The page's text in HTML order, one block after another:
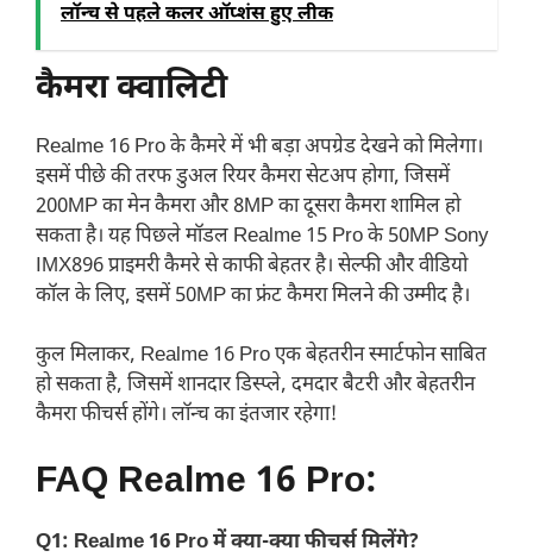
लॉन्च से पहले कलर ऑप्शंस हुए लीक
कैमरा क्वालिटी
Realme 16 Pro के कैमरे में भी बड़ा अपग्रेड देखने को मिलेगा।
इसमें पीछे की तरफ डुअल रियर कैमरा सेटअप होगा, जिसमें
200MP का मेन कैमरा और 8MP का दूसरा कैमरा शामिल हो
सकता है। यह पिछले मॉडल Realme 15 Pro के 50MP Sony
IMX896 प्राइमरी कैमरे से काफी बेहतर है। सेल्फी और वीडियो
कॉल के लिए, इसमें 50MP का फ्रंट कैमरा मिलने की उम्मीद है।
कुल मिलाकर, Realme 16 Pro एक बेहतरीन स्मार्टफोन साबित
हो सकता है, जिसमें शानदार डिस्प्ले, दमदार बैटरी और बेहतरीन
कैमरा फीचर्स होंगे। लॉन्च का इंतजार रहेगा!
FAQ Realme 16 Pro:
Q1: Realme 16 Pro में क्या-क्या फीचर्स मिलेंगे?